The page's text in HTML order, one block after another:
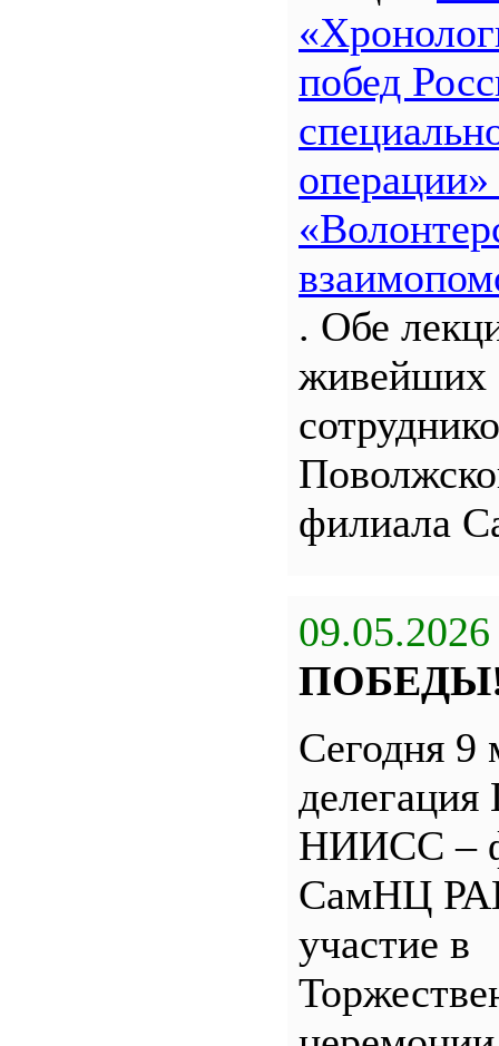
побед
. Обе
живейших
филиала
09.05.2026
Сегодня 9
НИИСС –
СамНЦ
участие в